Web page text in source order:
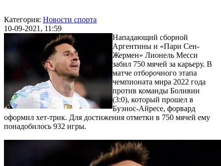
Категория: Новости спорта
10-09-2021, 11:59
Нападающий сборной
Аргентины и «Пари Сен-
Жермен» Лионель Месси
забил 750 мячей за карьеру. В
матче отборочного этапа
чемпионата мира 2022 года
против команды Боливии
(3:0), который прошел в
Буэнос-Айресе, форвард
оформил хет-трик. Для достижения отметки в 750 мячей ему
понадобилось 932 игры.